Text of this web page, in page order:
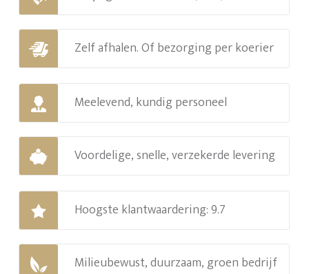
Zelf afhalen. Of bezorging per koerier
Meelevend, kundig personeel
Voordelige, snelle, verzekerde levering
Hoogste klantwaardering: 9.7
Milieubewust, duurzaam, groen bedrijf